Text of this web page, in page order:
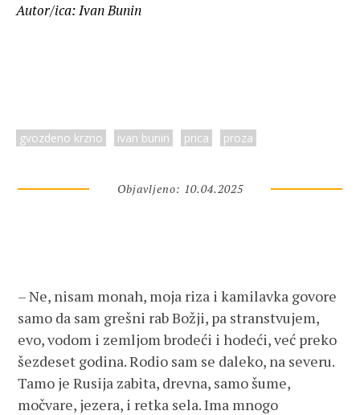
Autor/ica: Ivan Bunin
gvozdeno krzno ivan bunin prica proza
Objavljeno: 10.04.2025
– Ne, nisam monah, moja riza i kamilavka govore
samo da sam grešni rab Božji, pa stranstvujem,
evo, vodom i zemljom brodeći i hodeći, već preko
šezdeset godina. Rodio sam se daleko, na severu.
Tamo je Rusija zabita, drevna, samo šume,
močvare, jezera, i retka sela. Ima mnogo